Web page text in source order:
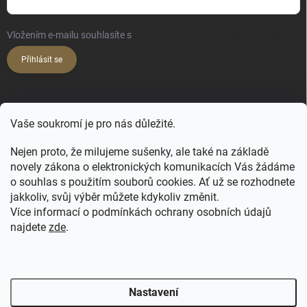
Vaše soukromí je pro nás důležité.
Nejen proto, že milujeme sušenky, ale také na základě
novely zákona o elektronických komunikacích Vás žádáme
o souhlas s použitím souborů cookies. Ať už se rozhodnete
jakkoliv, svůj výběr můžete kdykoliv změnit.
Více informací o podmínkách ochrany osobních údajů
najdete zde.
Nastavení
Vložením e-mailu souhlasíte s
Přihlásit se
+420 606 088 250